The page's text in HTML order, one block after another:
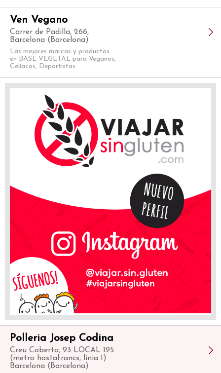
Ven Vegano
Carrer de Padilla, 266,
Barcelona (Barcelona)
Las mejores marcas y productos
en BASE VEGETAL para Veganos,
Celíacos, Deportistas
Polleria Josep Codina
Creu Coberta, 93 LOCAL 195
(metro hostafrancs, linia 1)
Barcelona (Barcelona)